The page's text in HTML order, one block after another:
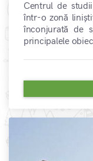
Centrul de
într-o zonă
înconjurată de
principalele